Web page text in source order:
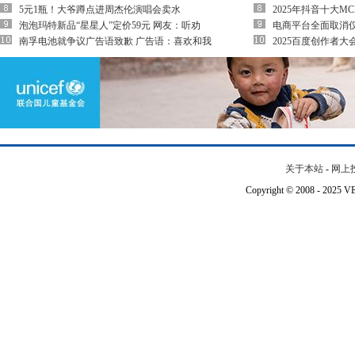
5元1瓶！大爷蹲点进周杰伦演唱会卖水
泡泡玛特新品“星星人”定价59元 网友：听劝
南孚电池就争议广告语致歉 广告语：喜欢和我
2025年抖音十大
电商平台全面取消
2025百度创作者大
关于本站 - 网上
Copyright © 2008 - 2025